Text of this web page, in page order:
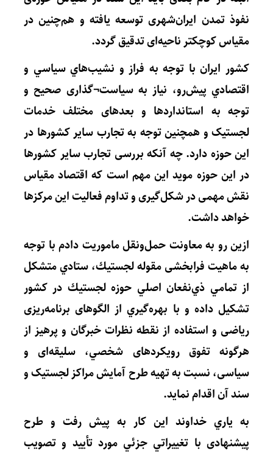
نفوذ تمدن ایران‌شهری توسعه یافته و هم‌چنین در
مقیاس کوچکتر ناحیه‌ای تدقیق گردد.
كشور ايران با توجه به فراز و نشيب‌هاي سياسي و
اقتصادي پيش‌رو، نیاز به سیاست¬گذاری صحیح و
توجه به استانداردها و بعدهای مختلف خدمات
لجستیک و همچنین توجه به تجارب سایر کشورها در
این حوزه دارد. چه آنکه بررسی تجارب سایر کشورها
در این حوزه موید این مهم است که اقتصاد مقیاس
نقش مهمی در شکل‌گیری و تداوم فعالیت این مرکزها
خواهد داشت.
ازين رو به معاونت حمل‌ونقل ماموریت دادم با توجه
به ماهيت فرابخشی مقوله لجستيك، ستادي متشكل
از تمامي ذي‌نفعان اصلي حوزه لجستيك در کشور
تشكيل داده و با بهره‌گيري از الگوهای برنامه‌ریزی
ریاضی و استفاده از نقطه نظرات خبرگان و پرهیز از
هرگونه تفوق رویکردهای شخصي، سلیقه‌ای و
سیاسی، نسبت به تهیه طرح آمایش مراکز لجستیک و
سند آن اقدام نمايد.
به ياري خداوند اين كار به پیش رفت و طرح
پیشنهادی با تغييراتي جزئي مورد تأييد و تصويب